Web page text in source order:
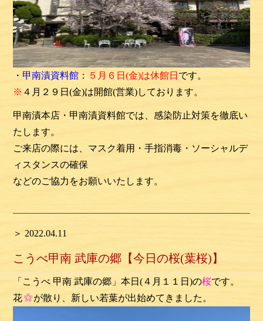
・ 甲南漬資料館 ： ５月６日(金)は休館日 です。
※ ４月２９日(金)は開館(営業)しております。
甲南漬本店・甲南漬資料館では、感染防止対策を徹底い
たします。
ご来店の際には、マスク着用・手指消毒・ソーシャルデ
ィスタンスの確保
などのご協力をお願いいたします。
＞ 2022.04.11
こうべ甲南 武庫の郷【今日の桜(葉桜)】
「こうべ 甲南 武庫の郷」本日(４月１１日)の桜です。
花
が散り、新しい若葉が出始めてきました。